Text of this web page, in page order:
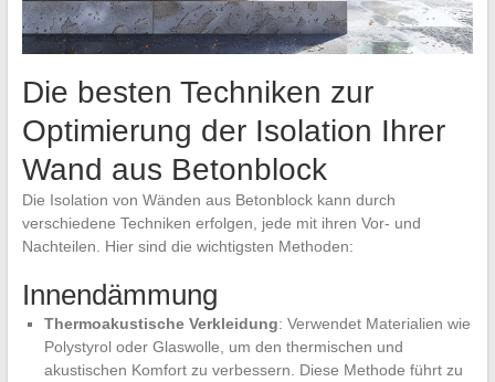
Die besten Techniken zur
Optimierung der Isolation Ihrer
Wand aus Betonblock
Die Isolation von Wänden aus Betonblock kann durch
verschiedene Techniken erfolgen, jede mit ihren Vor- und
Nachteilen. Hier sind die wichtigsten Methoden:
Innendämmung
Thermoakustische Verkleidung: Verwendet Materialien wie
Polystyrol oder Glaswolle, um den thermischen und
akustischen Komfort zu verbessern. Diese Methode führt zu